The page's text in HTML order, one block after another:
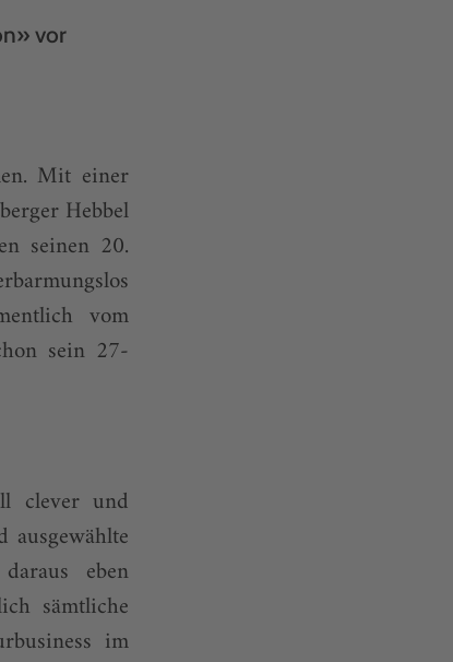
vor
Mit einer
Hebbel
seinen 20.
vom
sein 27-
clever und
eben
sämtliche
im